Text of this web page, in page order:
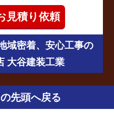
見積り依頼
域密着、安心工事の
大谷建装工業
先頭へ戻る